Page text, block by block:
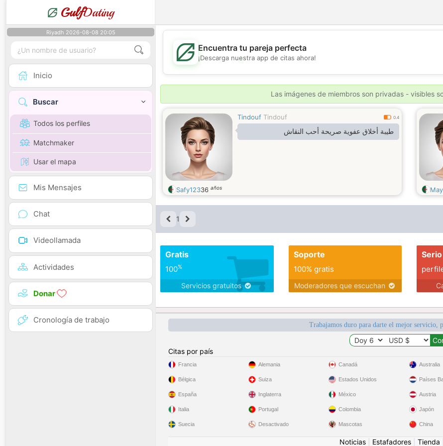
GulfDating
Riyadh 2026-08-08 20:05
Inicio
Buscar
Todos los perfiles
Matchmaker
Usar el mapa
Mis Mensajes
Chat
Videollamada
Actividades
Donar
Cronología de trabajo
💖
💕
Encuentra tu pareja perfecta
¡Descarga nuestra app de citas ahora!
Las imágenes de miembros son privadas - visibles
Tindouf Tindouf 0.4
طيبة أخلاق عفوية صريحة أحب النقاش
Safy12336 años
1
Gratis
100%
Servicios gratuitos
Soporte
100% gratis
Moderadores que escuchan
Serio
Trabajamos duro para darte el mejor servicio,
Citas por país
Francia
Bélgica
España
Italia
Suecia
Alemania
Suiza
Inglaterra
Portugal
Desactivado
Canadá
Estados Unidos
México
Colombia
Mascotas
Australia
Países
Austria
Japón
China
Noticias Estafadores Tienda